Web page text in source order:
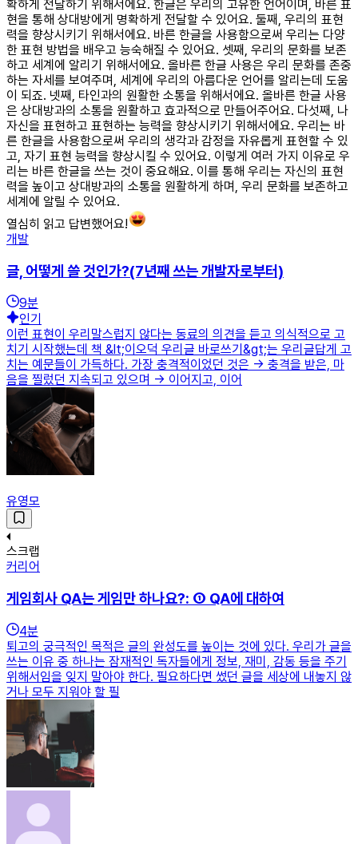
확하게 전달하기 위해서에요. 한글은 우리의 고유한 언어이며, 바른 표
현을 통해 상대방에게 명확하게 전달할 수 있어요. 둘째, 우리의 표현
력을 향상시키기 위해서에요. 바른 한글을 사용함으로써 우리는 다양
한 표현 방법을 배우고 능숙해질 수 있어요. 셋째, 우리의 문화를 보존
하고 세계에 알리기 위해서에요. 올바른 한글 사용은 우리 문화를 존중
하는 자세를 보여주며, 세계에 우리의 아름다운 언어를 알리는데 도움
이 되죠. 넷째, 타인과의 원활한 소통을 위해서에요. 올바른 한글 사용
은 상대방과의 소통을 원활하고 효과적으로 만들어주어요. 다섯째, 나
자신을 표현하고 표현하는 능력을 향상시키기 위해서에요. 우리는 바
른 한글을 사용함으로써 우리의 생각과 감정을 자유롭게 표현할 수 있
고, 자기 표현 능력을 향상시킬 수 있어요. 이렇게 여러 가지 이유로 우
리는 바른 한글을 쓰는 것이 중요해요. 이를 통해 우리는 자신의 표현
력을 높이고 상대방과의 소통을 원활하게 하며, 우리 문화를 보존하고
세계에 알릴 수 있어요.
열심히 읽고 답변했어요!
개발
글, 어떻게 쓸 것인가?(7년째 쓰는 개발자로부터)
9분
인기
이런 표현이 우리말스럽지 않다는 동료의 의견을 듣고 의식적으로 고
치기 시작했는데 책 &lt;이오덕 우리글 바로쓰기&gt;는 우리글답게 고
치는 예문들이 가득하다. 가장 충격적이었던 것은 → 충격을 받은, 마
음을 찔렀던 지속되고 있으며 → 이어지고, 이어
유영모
스크랩
커리어
게임회사 QA는 게임만 하나요?: ① QA에 대하여
4분
퇴고의 궁극적인 목적은 글의 완성도를 높이는 것에 있다. 우리가 글을
쓰는 이유 중 하나는 잠재적인 독자들에게 정보, 재미, 감동 등을 주기
위해서임을 잊지 말아야 한다. 필요하다면 썼던 글을 세상에 내놓지 않
거나 모두 지워야 할 필